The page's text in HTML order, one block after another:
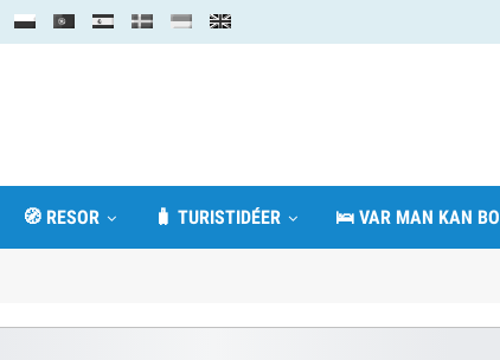
🧭 RESOR 🧳 TURISTIDÉER 🛌 VAR MAN KAN BO